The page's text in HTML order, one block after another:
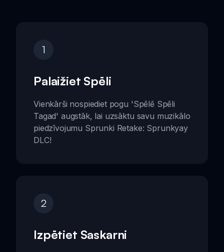
1
Palaižiet Spēli
Vienkārši nospiediet pogu 'Spēlē Spēli
Tagad' augstāk, lai uzsāktu savu muzikālo
piedzīvojumu Sprunki Retake: Sprunkyay
DLC!
2
Izpētiet Saskarni